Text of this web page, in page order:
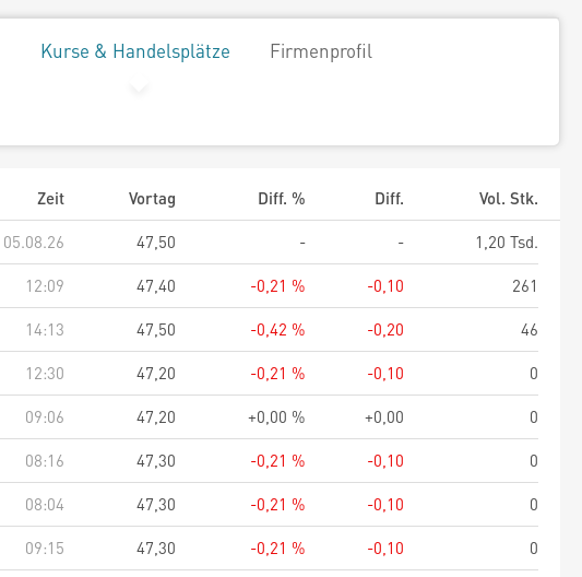
Kurse & Handelsplätze Firmenprofil
Zeit Vortag Diff. % Diff.
Vol. Stk.
05.08.26 47,50 - -
1,20 Tsd.
12:09 47,40 -0,21 % -0,10
261
14:13 47,50 -0,42 % -0,20
46
12:30 47,20 -0,21 % -0,10
0
09:06 47,20 +0,00 % +0,00
0
08:16 47,30 -0,21 % -0,10
0
08:04 47,30 -0,21 % -0,10
0
09:15 47,30 -0,21 % -0,10
0